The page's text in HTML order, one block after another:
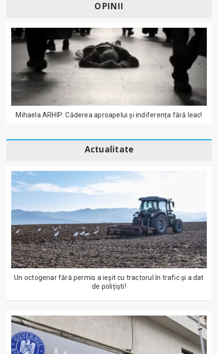
OPINII
Mihaela ARHIP: Căderea aproapelui și indiferența fără leac!
Actualitate
Un octogenar fără permis a ieșit cu tractorul în trafic și a dat
de polițiști!